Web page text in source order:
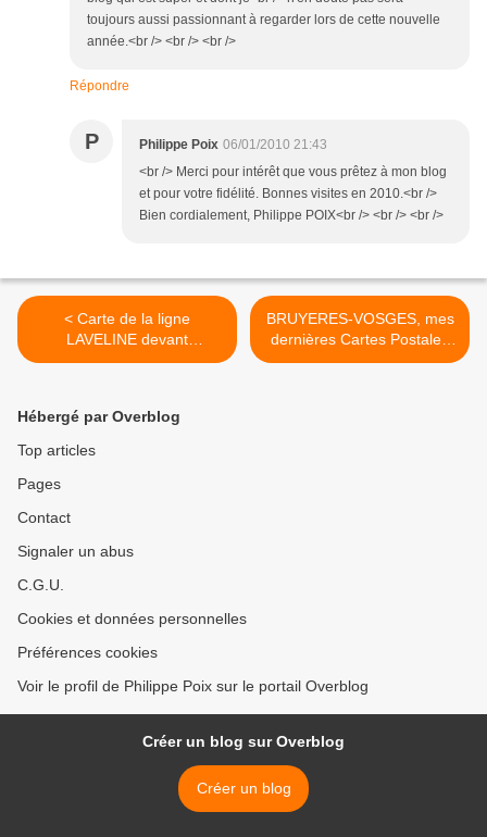
toujours aussi passionnant à regarder lors de cette nouvelle
année.<br /> <br /> <br />
Répondre
P Philippe Poix 06/01/2010 21:43
<br /> Merci pour intérêt que vous prêtez à mon blog
et pour votre fidélité. Bonnes visites en 2010.<br />
Bien cordialement, Philippe POIX<br /> <br /> <br />
< Carte de la ligne
LAVELINE devant
BRUYERES à
BRUYERES-VOSGES, mes
dernières Cartes Postales
Anciennes -CPA >
Hébergé par Overblog
Top articles
Pages
Contact
Signaler un abus
C.G.U.
Cookies et données personnelles
Préférences cookies
Voir le profil de Philippe Poix sur le portail Overblog
Créer un blog sur Overblog
Créer un blog